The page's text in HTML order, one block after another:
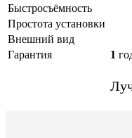
Быстросъёмность
Простота установки
Внешний вид
Гарантия
1